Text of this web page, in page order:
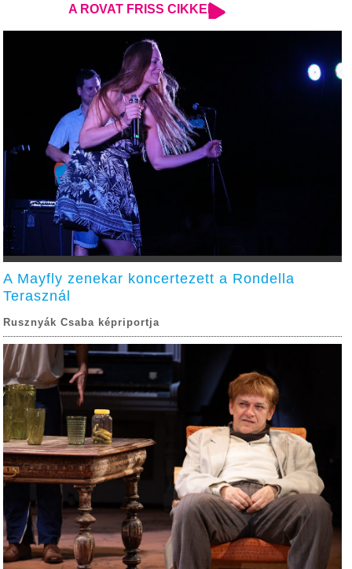
A ROVAT FRISS CIKKEI
A Mayfly zenekar koncertezett a Rondella
Terasznál
Rusznyák Csaba képriportja